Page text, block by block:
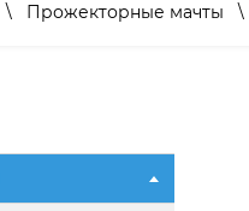
\ Прожекторные мачты \